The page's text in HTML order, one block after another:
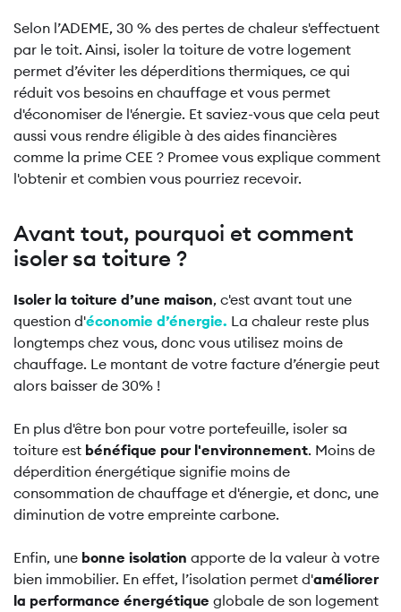
Selon l’ADEME, 30 % des pertes de chaleur s'effectuent
par le toit. Ainsi, isoler la toiture de votre logement
permet d’éviter les déperditions thermiques, ce qui
réduit vos besoins en chauffage et vous permet
d'économiser de l'énergie. Et saviez-vous que cela peut
aussi vous rendre éligible à des aides financières
comme la prime CEE ? Promee vous explique comment
l'obtenir et combien vous pourriez recevoir.
Avant tout, pourquoi et comment
isoler sa toiture ?
Isoler la toiture d’une maison, c'est avant tout une
question d'économie d’énergie. La chaleur reste plus
longtemps chez vous, donc vous utilisez moins de
chauffage. Le montant de votre facture d’énergie peut
alors baisser de 30% !
En plus d'être bon pour votre portefeuille, isoler sa
toiture est bénéfique pour l'environnement. Moins de
déperdition énergétique signifie moins de
consommation de chauffage et d'énergie, et donc, une
diminution de votre empreinte carbone.
Enfin, une bonne isolation apporte de la valeur à votre
bien immobilier. En effet, l’isolation permet d'améliorer
la performance énergétique globale de son logement